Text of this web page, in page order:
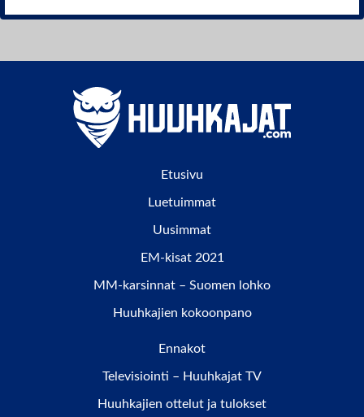
Etusivu
Luetuimmat
Uusimmat
EM-kisat 2021
MM-karsinnat – Suomen lohko
Huuhkajien kokoonpano
Ennakot
Televisiointi – Huuhkajat TV
Huuhkajien ottelut ja tulokset